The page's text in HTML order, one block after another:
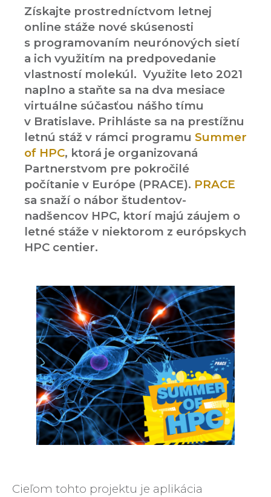
Získajte prostredníctvom letnej
online stáže nové skúsenosti
s programovaním neurónových sietí
a ich využitím na predpovedanie
vlastností molekúl. Využite leto 2021
naplno a staňte sa na dva mesiace
virtuálne súčasťou nášho tímu
v Bratislave. Prihláste sa na prestížnu
letnú stáž v rámci programu Summer
of HPC, ktorá je organizovaná
Partnerstvom pre pokročilé
počítanie v Európe (PRACE). PRACE
sa snaží o nábor študentov-
nadšencov HPC, ktorí majú záujem o
letné stáže v niektorom z európskych
HPC centier.
Cieľom tohto projektu je aplikácia